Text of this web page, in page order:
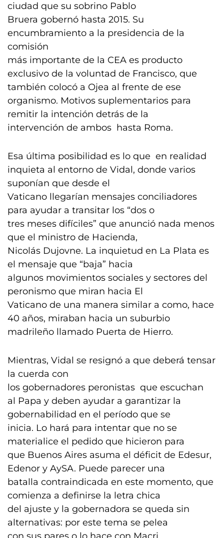
ciudad que su sobrino Pablo
Bruera gobernó hasta 2015. Su
encumbramiento a la presidencia de la
comisión
más importante de la CEA es producto
exclusivo de la voluntad de Francisco, que
también colocó a Ojea al frente de ese
organismo. Motivos suplementarios para
remitir la intención detrás de la
intervención de ambos hasta Roma.
Esa última posibilidad es lo que en realidad
inquieta al entorno de Vidal, donde varios
suponían que desde el
Vaticano llegarían mensajes conciliadores
para ayudar a transitar los “dos o
tres meses difíciles” que anunció nada menos
que el ministro de Hacienda,
Nicolás Dujovne. La inquietud en La Plata es
el mensaje que “baja” hacia
algunos movimientos sociales y sectores del
peronismo que miran hacia El
Vaticano de una manera similar a como, hace
40 años, miraban hacia un suburbio
madrileño llamado Puerta de Hierro.
Mientras, Vidal se resignó a que deberá tensar
la cuerda con
los gobernadores peronistas que escuchan
al Papa y deben ayudar a garantizar la
gobernabilidad en el período que se
inicia. Lo hará para intentar que no se
materialice el pedido que hicieron para
que Buenos Aires asuma el déficit de Edesur,
Edenor y AySA. Puede parecer una
batalla contraindicada en este momento, que
comienza a definirse la letra chica
del ajuste y la gobernadora se queda sin
alternativas: por este tema se pelea